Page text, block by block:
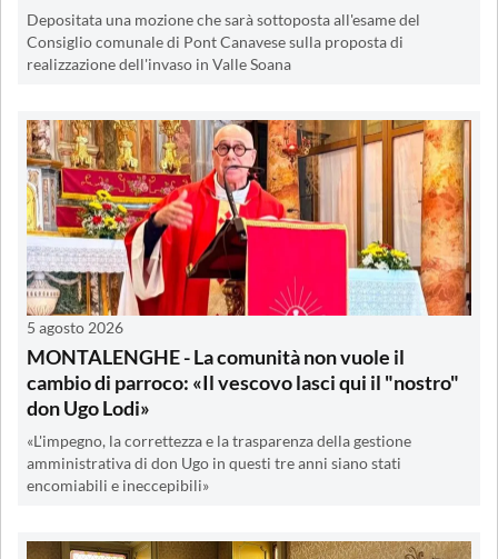
Depositata una mozione che sarà sottoposta all'esame del
Consiglio comunale di Pont Canavese sulla proposta di
realizzazione dell'invaso in Valle Soana
5 agosto 2026
MONTALENGHE - La comunità non vuole il
cambio di parroco: «Il vescovo lasci qui il "nostro"
don Ugo Lodi»
«L'impegno, la correttezza e la trasparenza della gestione
amministrativa di don Ugo in questi tre anni siano stati
encomiabili e ineccepibili»